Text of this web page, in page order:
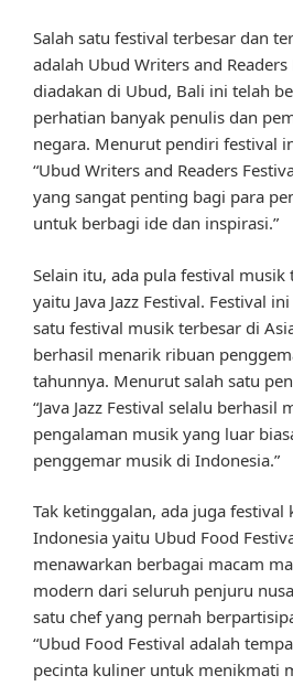
Salah satu festival terbesar dan
adalah Ubud Writers and
diadakan di Ubud, Bali ini telah
perhatian banyak penulis dan
negara. Menurut pendiri festival
“Ubud Writers and Readers
yang sangat penting bagi para
untuk berbagi ide dan inspirasi.”
Selain itu, ada pula festival
yaitu Java Jazz Festival. Festival
satu festival musik terbesar di
berhasil menarik ribuan
tahunnya. Menurut salah satu
“Java Jazz Festival selalu berhasil
pengalaman musik yang luar
penggemar musik di Indonesia.”
Tak ketinggalan, ada juga
Indonesia yaitu Ubud Food
menawarkan berbagai macam
modern dari seluruh penjuru
satu chef yang pernah
“Ubud Food Festival adalah
pecinta kuliner untuk menikmati